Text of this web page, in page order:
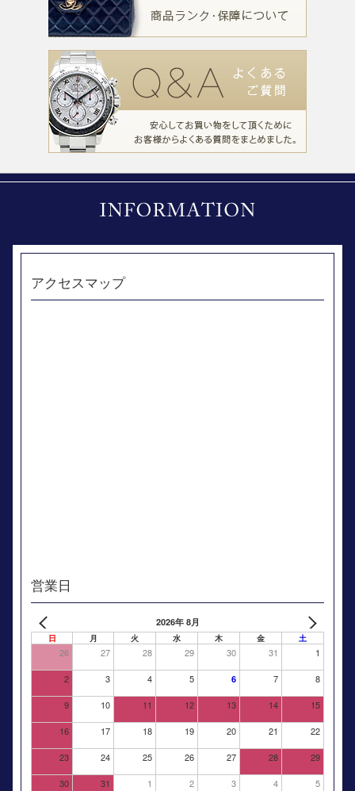
アクセスマップ
営業日
2026年 8月
日 月 火 水 木 金 土
26 27 28 29 30 31 1
2 3 4 5 6 7 8
9 10 11 12 13 14 15
16 17 18 19 20 21 22
23 24 25 26 27 28 29
30 31 1 2 3 4 5